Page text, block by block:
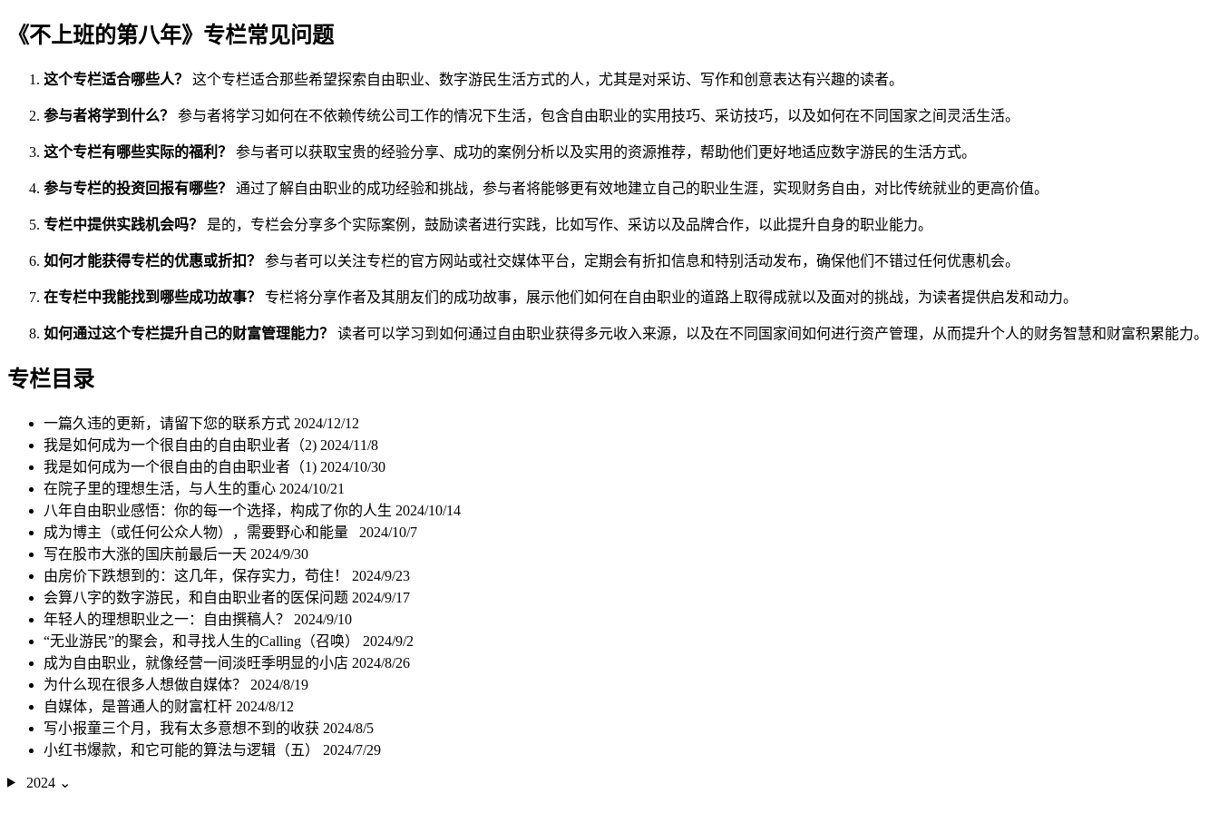
《不上班的第八年》专栏常见问题
这个专栏适合哪些人？ 这个专栏适合那些希望探索自由职业、数字游民生活方式的人，尤其是对采访、写作和创意表达有兴趣的读者。
参与者将学到什么？ 参与者将学习如何在不依赖传统公司工作的情况下生活，包含自由职业的实用技巧、采访技巧，以及如何在不同国家之间灵活生活。
这个专栏有哪些实际的福利？ 参与者可以获取宝贵的经验分享、成功的案例分析以及实用的资源推荐，帮助他们更好地适应数字游民的生活方式。
参与专栏的投资回报有哪些？ 通过了解自由职业的成功经验和挑战，参与者将能够更有效地建立自己的职业生涯，实现财务自由，对比传统就业的更高价值。
专栏中提供实践机会吗？ 是的，专栏会分享多个实际案例，鼓励读者进行实践，比如写作、采访以及品牌合作，以此提升自身的职业能力。
如何才能获得专栏的优惠或折扣？ 参与者可以关注专栏的官方网站或社交媒体平台，定期会有折扣信息和特别活动发布，确保他们不错过任何优惠机会。
在专栏中我能找到哪些成功故事？ 专栏将分享作者及其朋友们的成功故事，展示他们如何在自由职业的道路上取得成就以及面对的挑战，为读者提供启发和动力。
如何通过这个专栏提升自己的财富管理能力？ 读者可以学习到如何通过自由职业获得多元收入来源，以及在不同国家间如何进行资产管理，从而提升个人的财务智慧和财富积累能力。
专栏目录
一篇久违的更新，请留下您的联系方式 2024/12/12
我是如何成为一个很自由的自由职业者（2) 2024/11/8
我是如何成为一个很自由的自由职业者（1) 2024/10/30
在院子里的理想生活，与人生的重心 2024/10/21
八年自由职业感悟：你的每一个选择，构成了你的人生 2024/10/14
成为博主（或任何公众人物），需要野心和能量 2024/10/7
写在股市大涨的国庆前最后一天 2024/9/30
由房价下跌想到的：这几年，保存实力，苟住！ 2024/9/23
会算八字的数字游民，和自由职业者的医保问题 2024/9/17
年轻人的理想职业之一：自由撰稿人？ 2024/9/10
“无业游民”的聚会，和寻找人生的Calling（召唤） 2024/9/2
成为自由职业，就像经营一间淡旺季明显的小店 2024/8/26
为什么现在很多人想做自媒体？ 2024/8/19
自媒体，是普通人的财富杠杆 2024/8/12
写小报童三个月，我有太多意想不到的收获 2024/8/5
小红书爆款，和它可能的算法与逻辑（五） 2024/7/29
2024 ⌄